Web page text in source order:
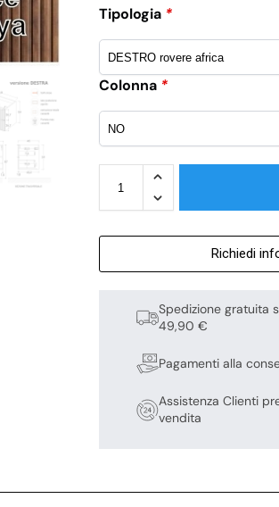
Tipologia *
Colonna *
Richiedi
Spedizione gratuita
49,90 €
Pagamenti alla
Assistenza Clienti
vendita